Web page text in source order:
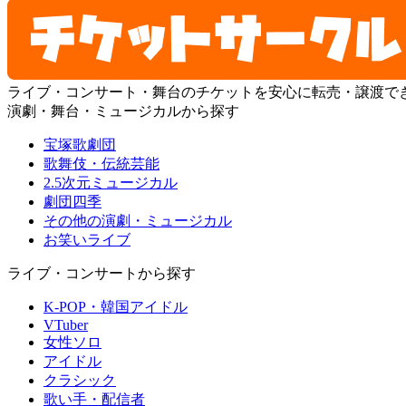
ライブ・コンサート・舞台のチケットを安心に転売・譲渡で
演劇・舞台・ミュージカルから探す
宝塚歌劇団
歌舞伎・伝統芸能
2.5次元ミュージカル
劇団四季
その他の演劇・ミュージカル
お笑いライブ
ライブ・コンサートから探す
K-POP・韓国アイドル
VTuber
女性ソロ
アイドル
クラシック
歌い手・配信者